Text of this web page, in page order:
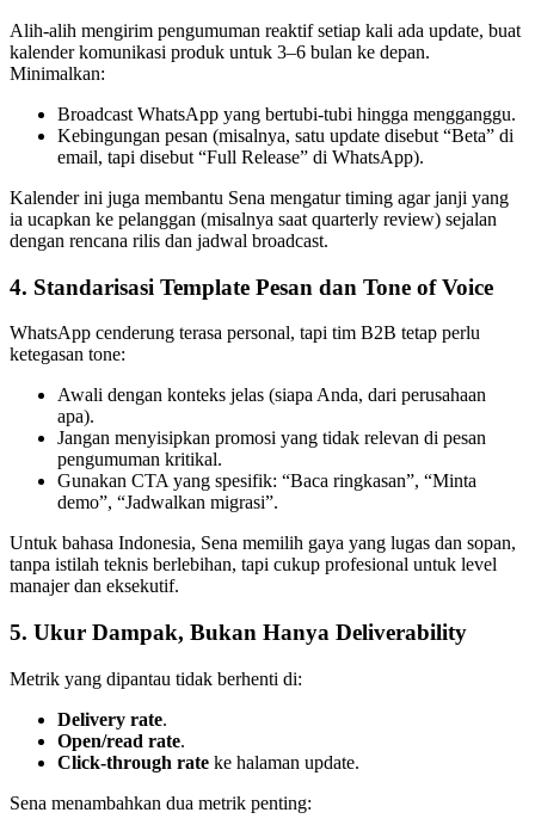
Alih-alih mengirim pengumuman reaktif setiap kali ada update, buat
kalender komunikasi produk untuk 3–6 bulan ke depan.
Minimalkan:
Broadcast WhatsApp yang bertubi-tubi hingga mengganggu.
Kebingungan pesan (misalnya, satu update disebut “Beta” di
email, tapi disebut “Full Release” di WhatsApp).
Kalender ini juga membantu Sena mengatur timing agar janji yang
ia ucapkan ke pelanggan (misalnya saat quarterly review) sejalan
dengan rencana rilis dan jadwal broadcast.
4. Standarisasi Template Pesan dan Tone of Voice
WhatsApp cenderung terasa personal, tapi tim B2B tetap perlu
ketegasan tone:
Awali dengan konteks jelas (siapa Anda, dari perusahaan
apa).
Jangan menyisipkan promosi yang tidak relevan di pesan
pengumuman kritikal.
Gunakan CTA yang spesifik: “Baca ringkasan”, “Minta
demo”, “Jadwalkan migrasi”.
Untuk bahasa Indonesia, Sena memilih gaya yang lugas dan sopan,
tanpa istilah teknis berlebihan, tapi cukup profesional untuk level
manajer dan eksekutif.
5. Ukur Dampak, Bukan Hanya Deliverability
Metrik yang dipantau tidak berhenti di:
Delivery rate.
Open/read rate.
Click-through rate ke halaman update.
Sena menambahkan dua metrik penting: